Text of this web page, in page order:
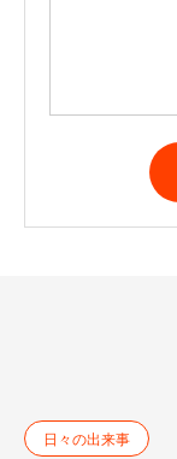
l
日々の出来事